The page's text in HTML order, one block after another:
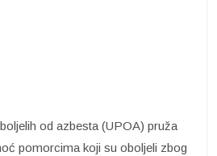
od azbesta (UPOA) pruža
pomorcima koji su oboljeli zbog